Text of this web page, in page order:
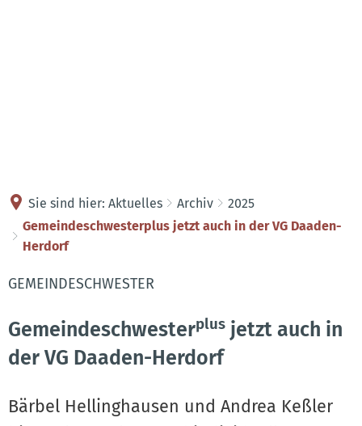
Sie sind hier: Aktuelles Archiv
2025
Gemeindeschwesterplus jetzt auch in der VG Daaden-
Herdorf
GEMEINDESCHWESTER
Gemeindeschwesterplus jetzt auch in
der VG Daaden-Herdorf
Bärbel Hellinghausen und Andrea Keßler